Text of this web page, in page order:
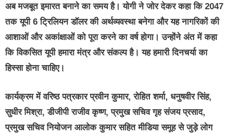
अब मजबूत इमारत बनाने का समय है। योगी ने जोर देकर कहा कि 2047
तक यूपी 6 ट्रिलियन डॉलर की अर्थव्यवस्था बनेगा और यह नागरिकों की
आशाओं और अकांक्षाओं को पूरा करने का वर्ष होगा। उन्होंने अंत में कहा
कि विकसित यूपी हमारा मंत्र और संकल्प है। यह हमारी दिनचर्या का
हिस्सा होना चाहिए।
कार्यक्रम में वरिष्ठ पत्रकार प्रवीन कुमार, रोहित शर्मा, धनुषवीर सिंह,
सुधीर मिश्रा, डीजीपी राजीव कृष्ण, प्रमुख सचिव गृह संजय प्रसाद,
प्रमुख सचिव नियोजन आलोक कुमार सहित मीडिया समूह से जुड़े लोग